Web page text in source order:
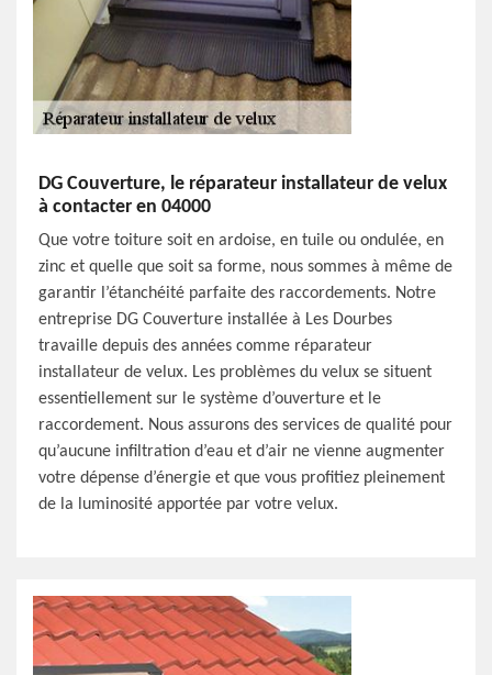
DG Couverture, le réparateur installateur de velux
à contacter en 04000
Que votre toiture soit en ardoise, en tuile ou ondulée, en
zinc et quelle que soit sa forme, nous sommes à même de
garantir l’étanchéité parfaite des raccordements. Notre
entreprise DG Couverture installée à Les Dourbes
travaille depuis des années comme réparateur
installateur de velux. Les problèmes du velux se situent
essentiellement sur le système d’ouverture et le
raccordement. Nous assurons des services de qualité pour
qu’aucune infiltration d’eau et d’air ne vienne augmenter
votre dépense d’énergie et que vous profitiez pleinement
de la luminosité apportée par votre velux.